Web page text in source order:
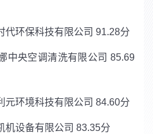
代环保科技有限公司 91.28分
中央空调清洗有限公司 85.69
元环境科技有限公司 84.60分
机设备有限公司 83.35分